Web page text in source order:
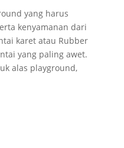
yang harus
kenyamanan dari
karet atau Rubber
yang paling awet.
alas playground,